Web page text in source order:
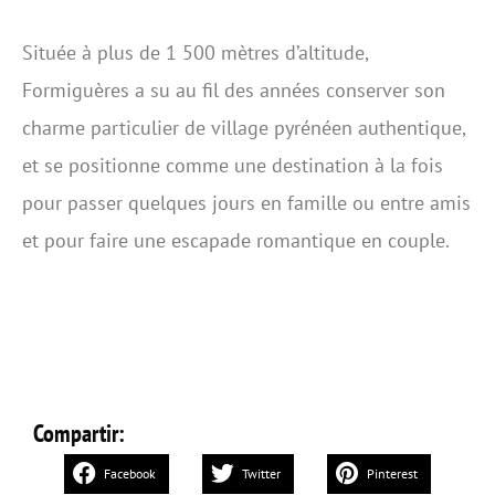
Située à plus de 1 500 mètres d’altitude,
Formiguères a su au fil des années conserver son
charme particulier de village pyrénéen authentique,
et se positionne comme une destination à la fois
pour passer quelques jours en famille ou entre amis
et pour faire une escapade romantique en couple.
Compartir:
Facebook Twitter Pinterest